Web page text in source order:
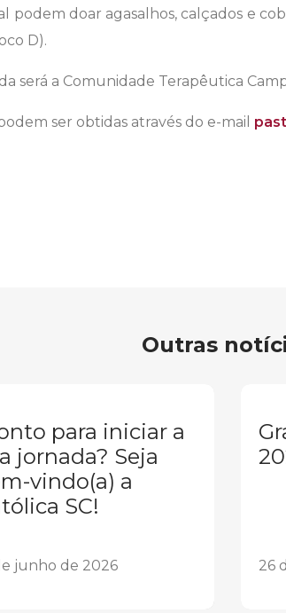
podem doar agasalhos, calçados e
D).
será a Comunidade Terapêutica
ser obtidas através do e-mail
Outras
para iniciar a
jornada? Seja
vindo(a) a
SC!
junho de 2026 26